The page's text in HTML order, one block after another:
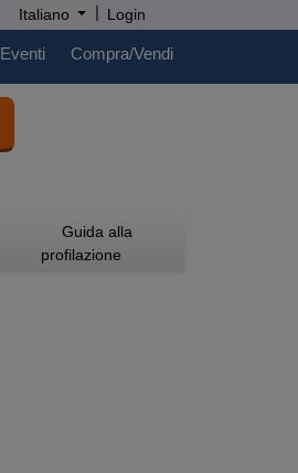
Italiano | Login
Eventi Compra/Vendi
Guida alla
profilazione